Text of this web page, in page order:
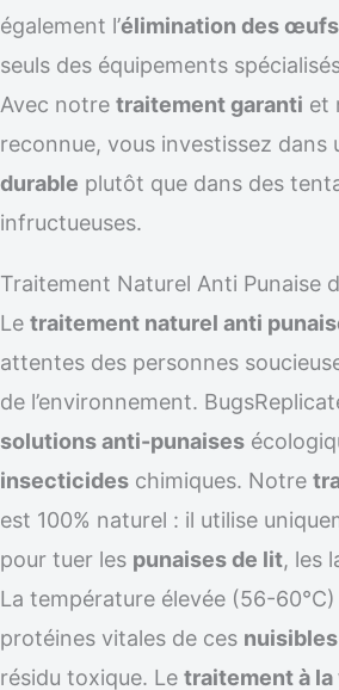
également l’élimination des œufs
seuls des équipements
Avec notre traitement garanti et
reconnue, vous investissez dans
durable plutôt que dans des
infructueuses.
Traitement Naturel Anti Punaise
Le traitement naturel anti
attentes des personnes
de l’environnement.
solutions anti-punaises
insecticides chimiques. Notre
est 100% naturel : il utilise
pour tuer les punaises de lit, les
La température élevée (56-
protéines vitales de ces nuisibles
résidu toxique. Le traitement à